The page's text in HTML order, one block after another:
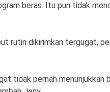
beras. Itu pun tidak
rutin dikirimkan tergugat,
tidak pernah